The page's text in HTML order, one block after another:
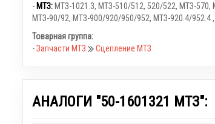
- МТЗ:МТЗ-1021.3, МТЗ-510/512, 520/522, МТЗ-570,
МТЗ-90/92, МТЗ-900/920/950/952, МТЗ-920.4/952.4,
Товарная группа:
-Запчасти МТЗ Сцепление МТЗ
АНАЛОГИ "50-1601321 МТЗ":